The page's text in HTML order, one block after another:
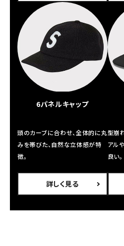
その他バッグ類
スニーカー・ブーツ
パンツ・ショーツ
アクセサリー
COLLABORATION BRAND
CONTENTS
ようこそ ゲスト 様
6パネルキャップ
頭のカーブに合わせ、全体的に丸
みを帯びた、自然な立体感が特
徴。
詳しく見る
型崩
アル
良い。